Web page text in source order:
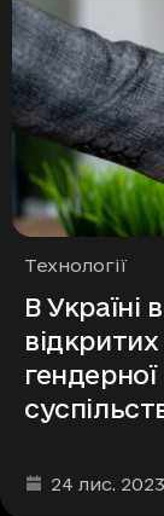
Рубрики
Технології
В Україні
Дата та час
24 лис. 2023